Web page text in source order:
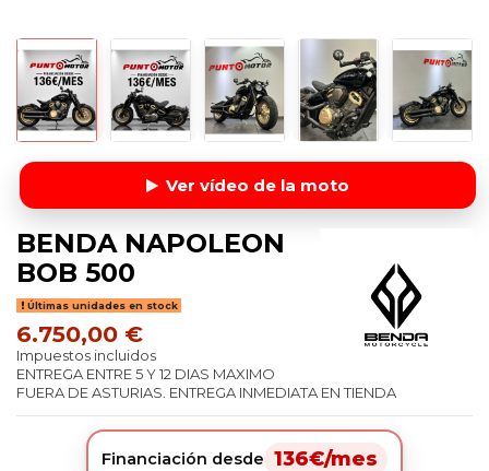
Ver vídeo de la moto
BENDA NAPOLEON
BOB 500
Últimas unidades en stock
6.750,00 €
Impuestos incluidos
ENTREGA ENTRE 5 Y 12 DIAS MAXIMO
FUERA DE ASTURIAS. ENTREGA INMEDIATA EN TIENDA
Financiación desde 136€/mes